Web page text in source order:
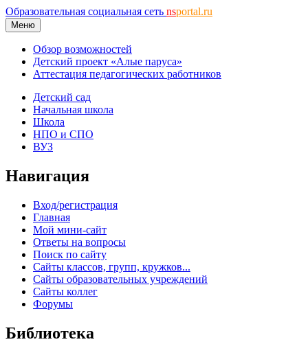
Образовательная социальная сеть nsportal.ru
Меню
Обзор возможностей
Детский проект «Алые паруса»
Аттестация педагогических работников
Детский сад
Начальная школа
Школа
НПО и СПО
ВУЗ
Навигация
Вход/регистрация
Главная
Мой мини-сайт
Ответы на вопросы
Поиск по сайту
Сайты классов, групп, кружков...
Сайты образовательных учреждений
Сайты коллег
Форумы
Библиотека